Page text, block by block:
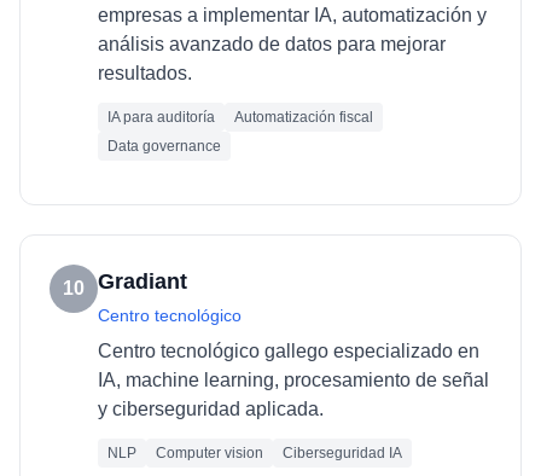
empresas a implementar IA, automatización y
análisis avanzado de datos para mejorar
resultados.
IA para auditoría
Automatización fiscal
Data governance
10 Gradiant
Centro tecnológico
Centro tecnológico gallego especializado en
IA, machine learning, procesamiento de señal
y ciberseguridad aplicada.
NLP Computer vision Ciberseguridad IA